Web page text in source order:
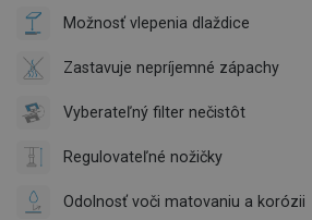
Možnosť vlepenia dlaždice
Zastavuje nepríjemné zápachy
Vyberateľný filter nečistôt
Regulovateľné nožičky
Odolnosť voči matovaniu a korózii